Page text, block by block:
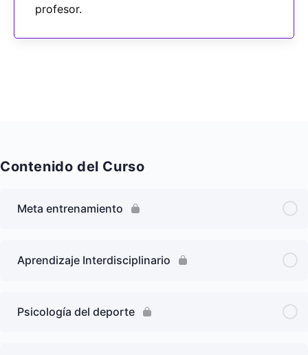
profesor.
Contenido del Curso
Meta entrenamiento
Aprendizaje Interdisciplinario
Psicología del deporte